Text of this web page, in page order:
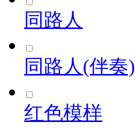
同路人
同路人(伴奏)
红色模样